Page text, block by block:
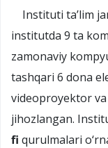
Instituti ta’lim
institutda 9 ta
zamonaviy
tashqari 6 dona
videoproyektor
jihozlangan.
fi qurulmalari